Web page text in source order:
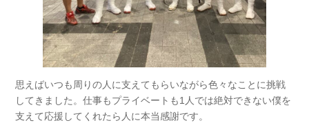
思えばいつも周りの人に支えてもらいながら色々なことに挑戦
してきました。仕事もプライベートも1人では絶対できない僕を
支えて応援してくれたら人に本当感謝です。